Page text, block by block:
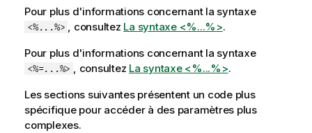
Pour plus d'informations concernant la syntaxe
<%...%> , consultez La syntaxe <%...%>.
Pour plus d'informations concernant la syntaxe
<%=...%> , consultez La syntaxe <%...%>.
Les sections suivantes présentent un code plus
spécifique pour accéder à des paramètres plus
complexes.